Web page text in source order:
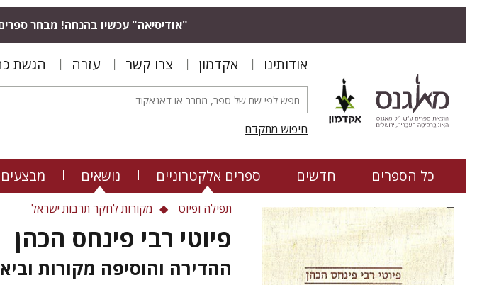
"אודיסיאה" עכשיו בהנחה! מבחר
אודותינו אקדמון צרו קשר עזרה הגשת
חיפוש מתקדם
כל הספרים חדשים ספרים אלקטרוניים נושאים מבצעים
תפילה ופיוט מקורות לחקר תרבות ישראל
פיוטי רבי פינחס הכהן
ההדירה והוסיפה מקורות